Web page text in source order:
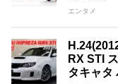
エンタメ
RX STI
タキャタ